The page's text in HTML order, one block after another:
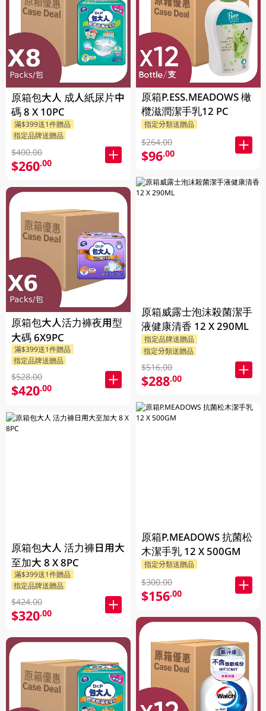
原箱包大人 成人紙尿片中
碼 8 X 10PC
滿$399送1件贈品
指定品牌送贈品
$400.00
$260.00
原箱包大人活力褲夜用型
大碼 6X9PC
滿$399送1件贈品
指定品牌送贈品
$528.00
$420.00
原箱包大人 活力褲日用大
至加大 8 X 8PC
滿$399送1件贈品
指定品牌送贈品
$424.00
$320.00
原箱P.ESS.MEADOWS 橄
欖滋潤潔手乳12 PC
指定分類送贈品
$264.00
$96.00
原箱威露士泡沫殺菌潔手
液健康清香 12 X 290ML
指定品牌送贈品
指定分類送贈品
$516.00
$288.00
原箱P.MEADOWS 抗菌松
木潔手乳 12 X 500GM
指定分類送贈品
$300.00
$156.00